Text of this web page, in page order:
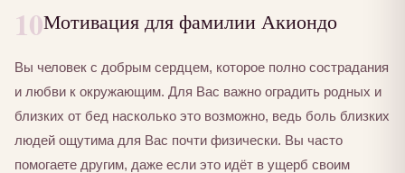
10Мотивация для фамилии Акиондо
Вы человек с добрым сердцем, которое полно сострадания
и любви к окружающим. Для Вас важно оградить родных и
близких от бед насколько это возможно, ведь боль близких
людей ощутима для Вас почти физически. Вы часто
помогаете другим, даже если это идёт в ущерб своим